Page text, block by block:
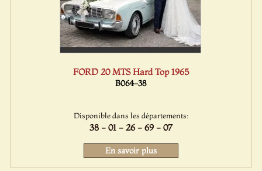
FORD 20 MTS Hard Top 1965
B064-38
Disponible dans les départements:
38 - 01 - 26 - 69 - 07
En savoir plus